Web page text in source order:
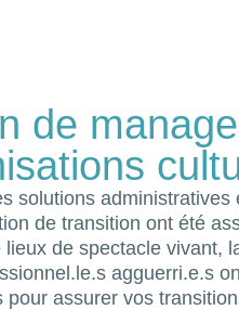
de
solutions administratives
de transition ont été
de spectacle vivant,
agguerri.e.s
assurer vos